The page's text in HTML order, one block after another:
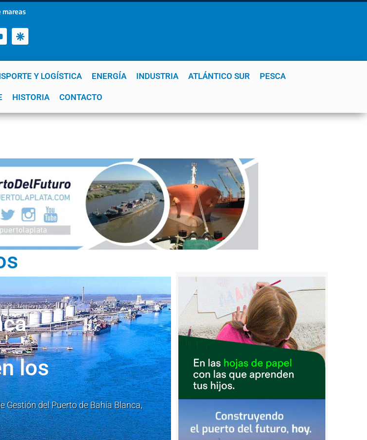
mareas
Y LOGÍSTICA ENERGÍA INDUSTRIA ATLÁNTICO SUR PESCA
HISTORIA CONTACTO
del Plata Patagonia Quequén
los
Gestión del Puerto de Bahía Blanca,